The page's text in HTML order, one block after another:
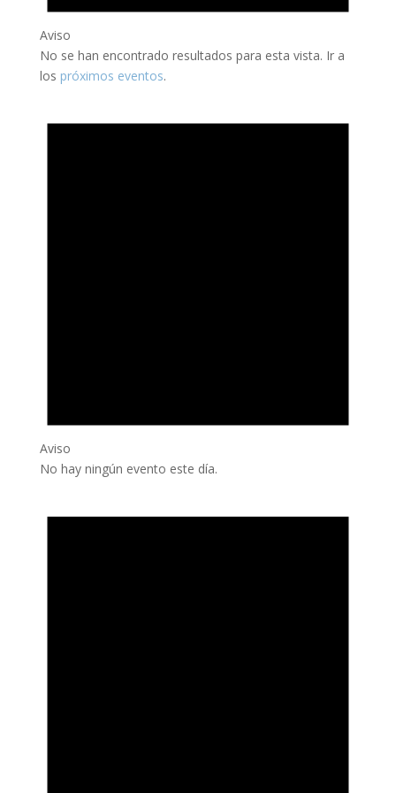
Aviso
No se han encontrado resultados para esta vista. Ir a
los próximos eventos.
Aviso
No hay ningún evento este día.